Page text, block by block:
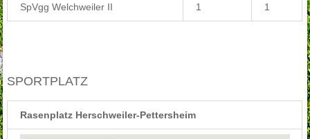
SpVgg Welchweiler II 1 1
SPORTPLATZ
Rasenplatz Herschweiler-Pettersheim